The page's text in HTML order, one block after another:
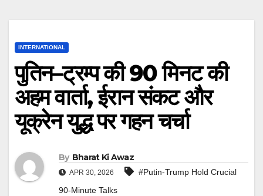
INTERNATIONAL
पुतिन–ट्रम्प की 90 मिनट की
अहम वार्ता, ईरान संकट और
यूक्रेन युद्ध पर गहन चर्चा
By Bharat Ki Awaz
APR 30, 2026
#Putin-Trump Hold Crucial
90-Minute Talks